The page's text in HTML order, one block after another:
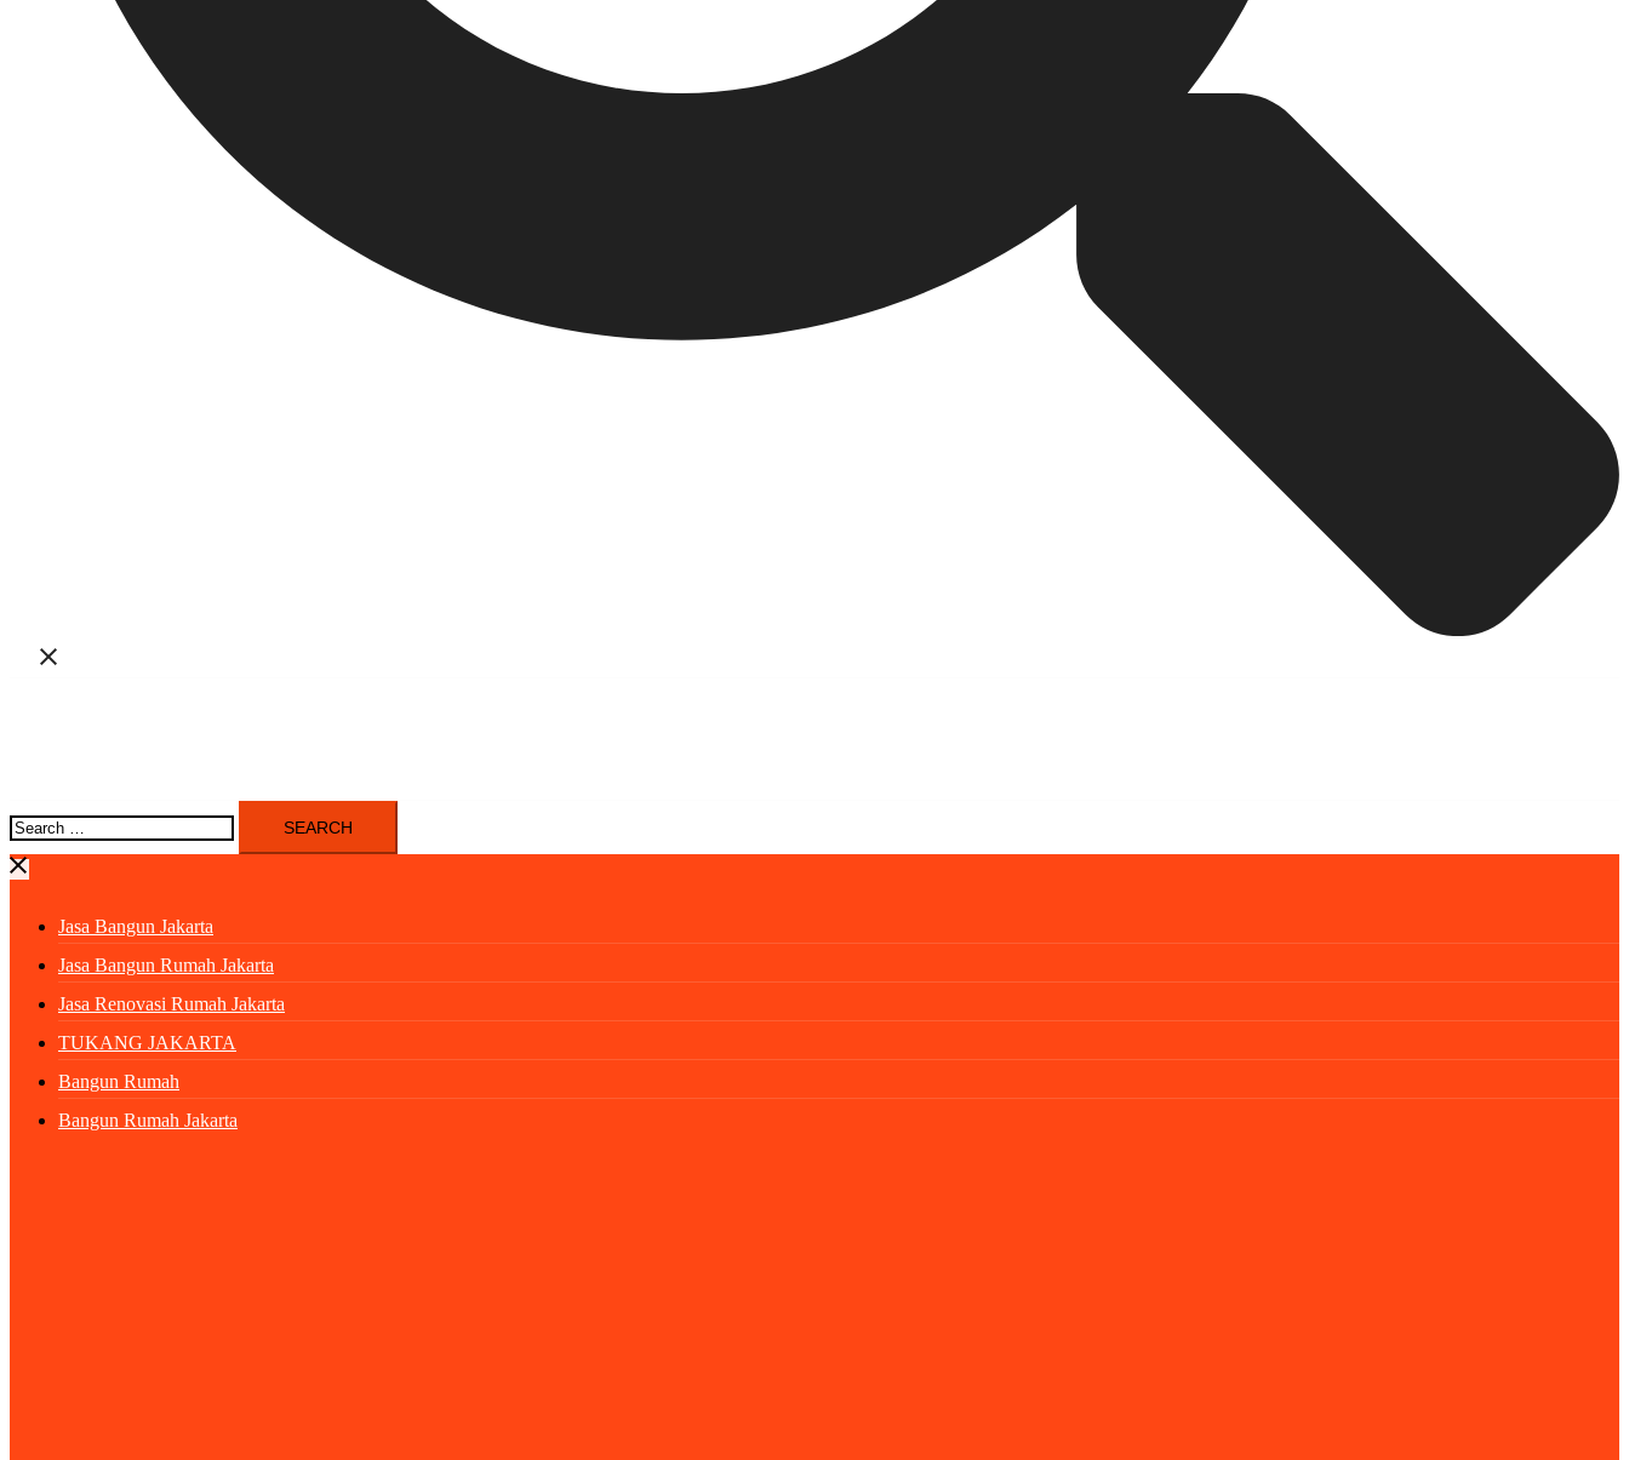
Search
for:
Jasa Bangun Jakarta
Jasa Bangun Rumah Jakarta
Jasa Renovasi Rumah Jakarta
TUKANG JAKARTA
Bangun Rumah
Bangun Rumah Jakarta